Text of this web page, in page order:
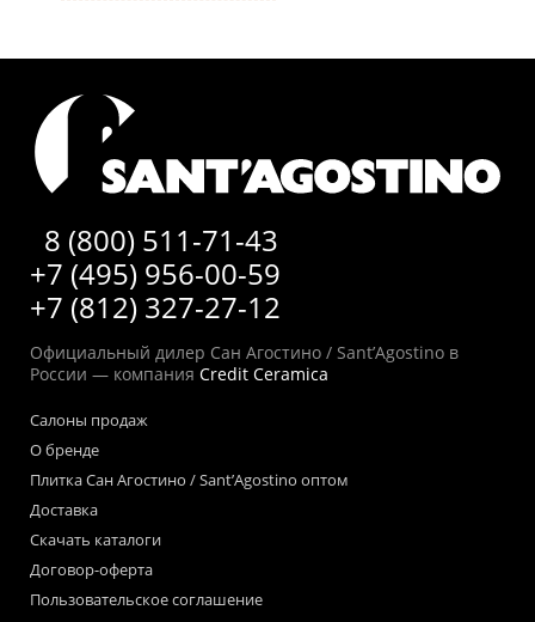
8 (800) 511-71-43
+7 (495) 956-00-59
+7 (812) 327-27-12
Официальный дилер Сан Агостино / Sant’Agostino в
России — компания Credit Ceramica
Салоны продаж
О бренде
Плитка Сан Агостино / Sant’Agostino оптом
Доставка
Скачать каталоги
Договор-оферта
Пользовательское соглашение